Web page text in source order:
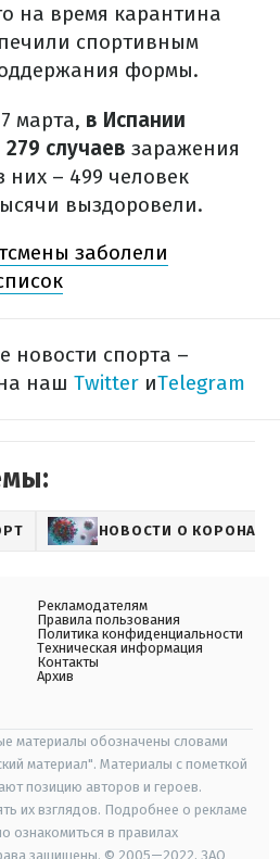
на время карантина
спортивным
формы.
марта, в Испании
случаев заражения
них – 499 человек
выздоровели.
заболели
новости спорта –
наш Twitter иTelegram
НОВОСТИ О
Рекламодателям
Правила пользования
Политика конфиденциальности
Техническая информация
Контакты
Архив
материалы обозначены словами
материал". Материалы с пометкой
позицию авторов и героев.
их взглядов. Подробнее о рекламе
ознакомиться в правилах
защищены. © 2005—2022, ЗАО